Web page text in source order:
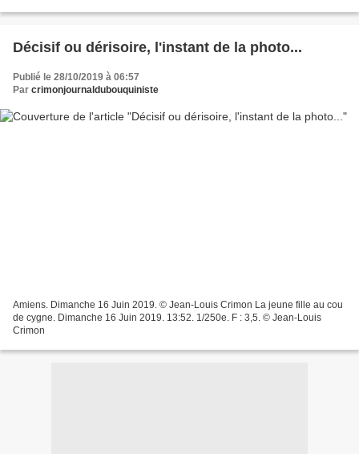
Décisif ou dérisoire, l'instant de la photo...
Publié le 28/10/2019 à 06:57
Par crimonjournaldubouquiniste
Amiens. Dimanche 16 Juin 2019. © Jean-Louis Crimon La jeune fille au cou
de cygne. Dimanche 16 Juin 2019. 13:52. 1/250e. F : 3,5. © Jean-Louis
Crimon